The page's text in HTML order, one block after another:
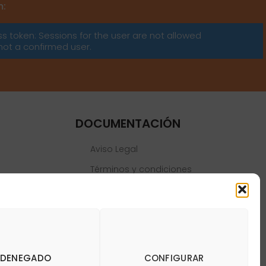
DENEGADO CONFIGURAR
token: Sessions for the user are not allowed
a confirmed user.
DOCUMENTACIÓN
Aviso Legal
Términos y condiciones